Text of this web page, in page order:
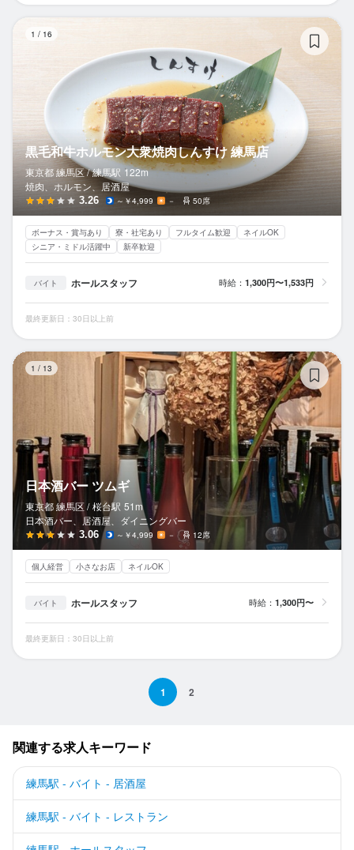
1 / 16
黒毛和牛ホルモン大衆焼肉しんすけ 練馬店
東京都 練馬区 / 練馬駅 122m
焼肉、ホルモン、居酒屋
3.26 ～￥4,999 － 50席
ボーナス・賞与あり 寮・社宅あり フルタイム歓迎
ネイルOK
シニア・ミドル活躍中
新卒歓迎
バイト ホールスタッフ 時給： 1,300円〜1,533円
最終更新日：30日以上前
1 / 13
日本酒バー ツムギ
東京都 練馬区 / 桜台駅 51m
日本酒バー、居酒屋、ダイニングバー
3.06 ～￥4,999 － 12席
個人経営 小さなお店 ネイルOK
バイト ホールスタッフ 時給： 1,300円〜
最終更新日：30日以上前
1 2
関連する求人キーワード
練馬駅 - バイト - 居酒屋
練馬駅 - バイト - レストラン